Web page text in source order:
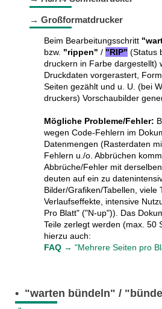
→ Großformatdrucker
Beim Bearbeitungsschritt
bzw. "rippen" / "RIP" (Status
druckern in Farbe darge­stellt)
Druck­daten vorge­rastert,
Seiten gezählt und u. U. (bei
druckers) Vorschau­bilder
Mögliche Probleme/Fehler:
wegen Code-Fehlern im
Daten­mengen (Raster­daten
Fehlern u./o. Abbrüchen
Abbrüche/­Fehler mit
deuten auf ein zu
Bilder/­Grafiken/­Tabellen, viele
Verlaufs­effekte, inten­sive
Pro Blatt" ("N-up")). Das
Teile zerlegt werden (max. 50
hierzu auch:
FAQ→ "Mehrere Seiten pro
• "warten bündeln" /